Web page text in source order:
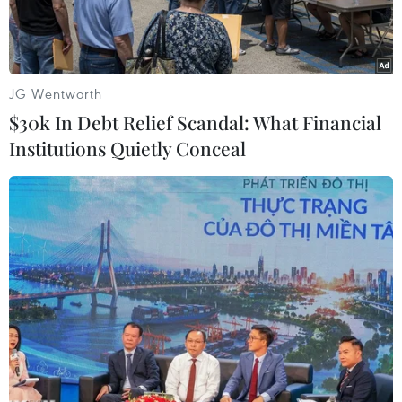
Tàu sân bay HMS Queen Elizabeth. (Nguồn: PA)
Ngày 10/1, Chính phủ Anh thông báo sẽ gửi tàu
chiến đến Ấn Độ Dương vào cuối năm nay và
tàu sân bay tới khu vực này vào năm 2025 để
tham gia huấn luyện chung và hoạt động với lực
JG Wentworth
$30k In Debt Relief Scandal: What Financial
Institutions Quietly Conceal